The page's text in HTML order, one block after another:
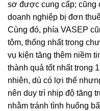
sơ được cung cấp; cũng
doanh nghiệp bị đơn
Cùng đó, phía VASEP
tôm, thống nhất trong
vụ kiện tăng thêm niềm
thành quả tốt nhất trong
nhiên, dù có lợi thế
nên duy trì nhịp độ tăng
nhằm tránh tình huống